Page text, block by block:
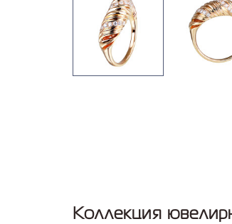
Коллекция